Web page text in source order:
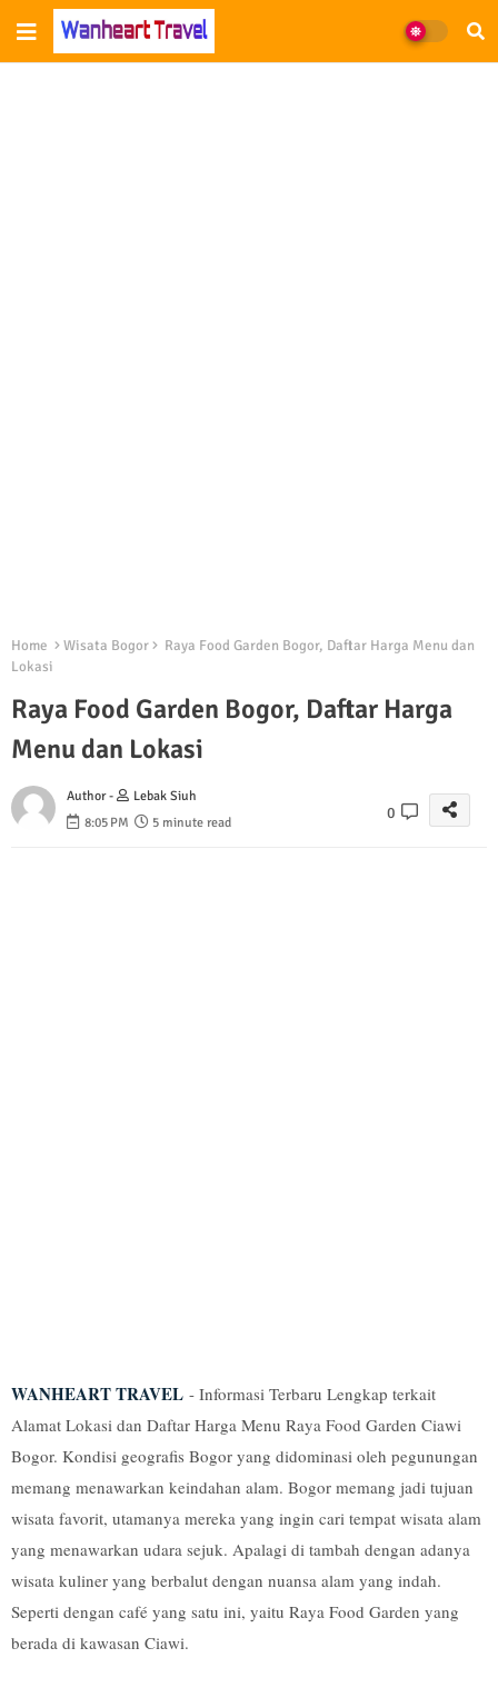
Home Wisata Bogor
Raya Food Garden Bogor, Daftar Harga Menu dan
Lokasi
Raya Food Garden Bogor, Daftar Harga
Menu dan Lokasi
Author -
Lebak Siuh
8:05 PM
5 minute read
0
WANHEART TRAVEL - Informasi Terbaru Lengkap terkait
Alamat Lokasi dan Daftar Harga Menu Raya Food Garden Ciawi
Bogor. Kondisi geografis Bogor yang didominasi oleh pegunungan
memang menawarkan keindahan alam. Bogor memang jadi tujuan
wisata favorit, utamanya mereka yang ingin cari tempat wisata alam
yang menawarkan udara sejuk. Apalagi di tambah dengan adanya
wisata kuliner yang berbalut dengan nuansa alam yang indah.
Seperti dengan café yang satu ini, yaitu Raya Food Garden yang
berada di kawasan Ciawi.